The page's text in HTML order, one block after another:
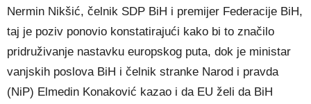
Nermin Nikšić, čelnik SDP BiH i premijer Federacije BiH,
taj je poziv ponovio konstatirajući kako bi to značilo
pridruživanje nastavku europskog puta, dok je ministar
vanjskih poslova BiH i čelnik stranke Narod i pravda
(NiP) Elmedin Konaković kazao i da EU želi da BiH